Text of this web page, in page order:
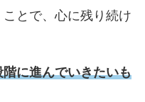
とで、心に残り続け
に進んでいきたいも